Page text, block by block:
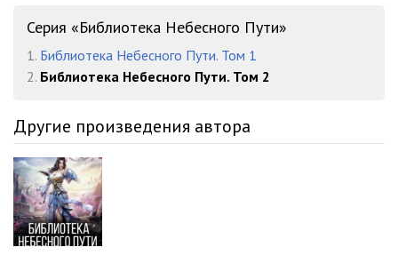
Серия «Библиотека Небесного Пути»
1. Библиотека Небесного Пути. Том 1
2. Библиотека Небесного Пути. Том 2
Другие произведения автора